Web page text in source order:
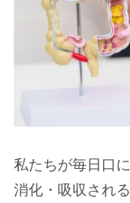
私たちが毎日口
消化・吸収され